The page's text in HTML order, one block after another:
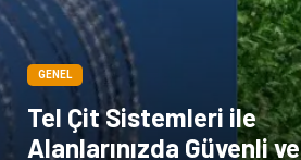
GENEL
Tel Çit Sistemleri ile
Alanlarınızda Güvenli ve